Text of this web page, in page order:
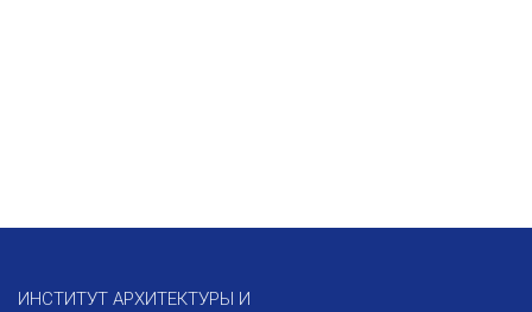
ИНСТИТУТ АРХИТЕКТУРЫ И